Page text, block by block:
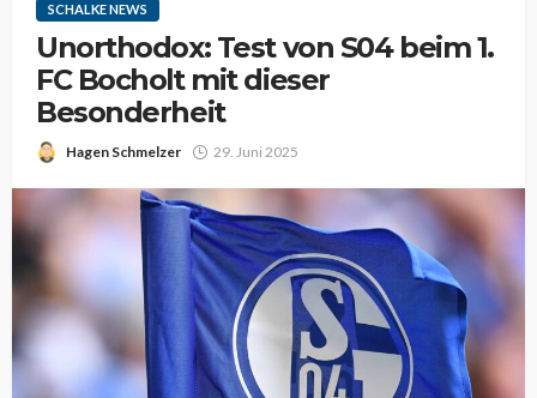
SCHALKE NEWS
Unorthodox: Test von S04 beim 1.
FC Bocholt mit dieser
Besonderheit
Hagen Schmelzer 29. Juni 2025